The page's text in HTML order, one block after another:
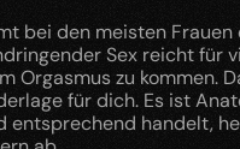
bei den meisten Frauen
Sex reicht für
Orgasmus zu kommen.
für dich. Es ist
entsprechend handelt,